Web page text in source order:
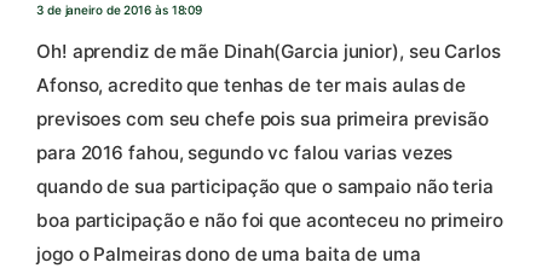
3 de janeiro de 2016 às 18:09
Oh! aprendiz de mãe Dinah(Garcia junior), seu Carlos
Afonso, acredito que tenhas de ter mais aulas de
previsoes com seu chefe pois sua primeira previsão
para 2016 fahou, segundo vc falou varias vezes
quando de sua participação que o sampaio não teria
boa participação e não foi que aconteceu no primeiro
jogo o Palmeiras dono de uma baita de uma